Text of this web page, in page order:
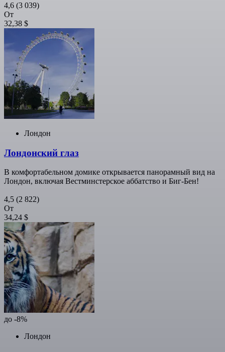
4,6 (3 039)
От
32,38 $
Лондон
Лондонский глаз
В комфортабельном домике открывается панорамный вид на
Лондон, включая Вестминстерское аббатство и Биг-Бен!
4,5 (2 822)
От
34,24 $
до -8%
Лондон